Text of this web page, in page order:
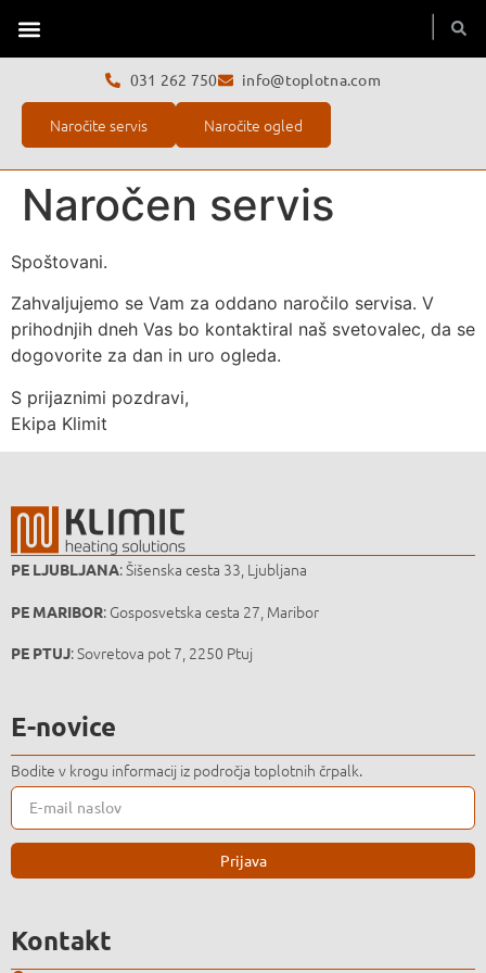
031 262 750 info@toplotna.com
Naročite servis Naročite ogled
Naročen servis
Spoštovani.
Zahvaljujemo se Vam za oddano naročilo servisa. V
prihodnjih dneh Vas bo kontaktiral naš svetovalec, da se
dogovorite za dan in uro ogleda.
S prijaznimi pozdravi,
Ekipa Klimit
PE LJUBLJANA: Šišenska cesta 33, Ljubljana
PE MARIBOR: Gosposvetska cesta 27, Maribor
PE PTUJ: Sovretova pot 7, 2250 Ptuj
E-novice
Bodite v krogu informacij iz področja toplotnih črpalk.
Prijava
Kontakt